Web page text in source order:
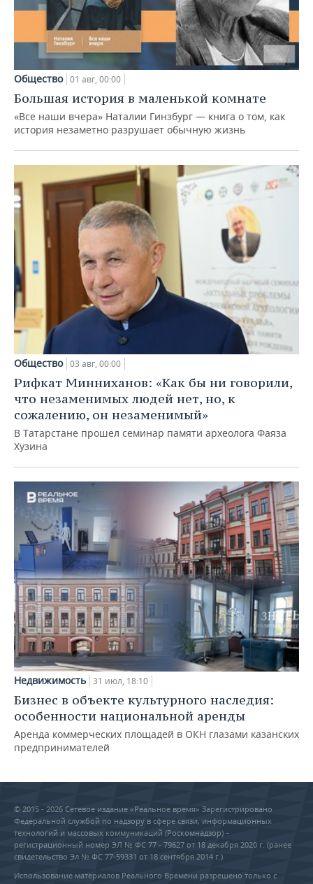
Общество 01 авг, 00:00
Большая история в маленькой комнате
«Все наши вчера» Наталии Гинзбург — книга о том, как
история незаметно разрушает обычную жизнь
Общество 03 авг, 00:00
Рифкат Минниханов: «Как бы ни говорили,
что незаменимых людей нет, но, к
сожалению, он незаменимый»
В Татарстане прошел семинар памяти археолога Фаяза
Хузина
Недвижимость 31 июл, 18:10
Бизнес в объекте культурного наследия:
особенности национальной аренды
Аренда коммерческих площадей в ОКН глазами казанских
предпринимателей
© 2015 - 2026 Сетевое издание «Реальное время» Зарегистрировано
Федеральной службой по надзору в сфере связи, информационных
технологий и массовых коммуникаций (Роскомнадзор) –
регистрационный номер ЭЛ № ФС 77 - 79627 от 18 декабря 2020 г. (ранее
свидетельство Эл № ФС 77-59331 от 18 сентября 2014 г.)
Использование материалов Реального Времени разрешено только с